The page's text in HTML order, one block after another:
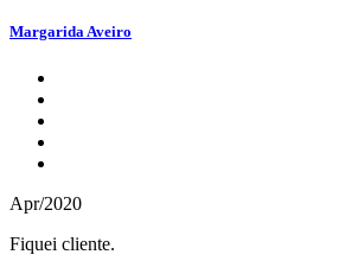
Margarida Aveiro
Apr/2020
Fiquei cliente.